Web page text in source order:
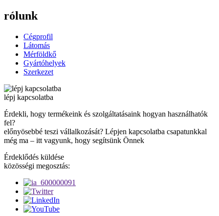
rólunk
Cégprofil
Látomás
Mérföldkő
Gyártóhelyek
Szerkezet
lépj kapcsolatba
Érdekli, hogy termékeink és szolgáltatásaink hogyan használhatók
fel?
előnyösebbé teszi vállalkozását? Lépjen kapcsolatba csapatunkkal
még ma – itt vagyunk, hogy segítsünk Önnek
Érdeklődés küldése
közösségi megosztás: